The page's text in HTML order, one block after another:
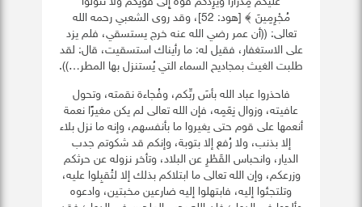
مُجْرِمِينَ ﴾ [هود: 52]، وقد روى الشعبي رحمه الله
تعالى: ((أن عمر رضي الله عنه خرج يستسقي، فلم يزد
على الاستغفار، فقيل له: ما رأيناك استسقيت، قال: لقد
طلبت الغيث بمجاديح السماء التي يُستنزل بها المطر…)).
فاحذروا عباد الله بأسَ ربِّكم، وفُجاءة نقمته، وتحول
عافيته، وزوال نِعَمِه، فإن الله تعالى لم يكن مغيرًا نعمة
أنعمها على قوم حتى يغيروا ما بأنفسهم، وإنه ما نزل بلاء
إلا بذنب، ولا رُفع إلا بتوبة، وإنكم قد شكوتم جدب
الديار، وانحباس القَطْرِ عن البلاد، وتأخر نزوله عن حرثكم
وزرعكم، وإن الله تعالى ما ابتلاكم بذلك إلا لتُقبِلوا عليه،
وتلتجئوا إليه، فابتهلوا إليه ضارعين مخبتين، وادعوه